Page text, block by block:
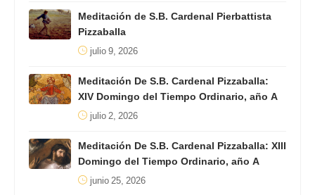
Meditación de S.B. Cardenal Pierbattista
Pizzaballa
julio 9, 2026
Meditación De S.B. Cardenal Pizzaballa:
XIV Domingo del Tiempo Ordinario, año A
julio 2, 2026
Meditación De S.B. Cardenal Pizzaballa: XIII
Domingo del Tiempo Ordinario, año A
junio 25, 2026